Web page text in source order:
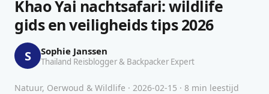
Khao Yai nachtsafari: wildlife
gids en veiligheids tips 2026
S Sophie Janssen
Thailand Reisblogger & Backpacker Expert
Natuur, Oerwoud & Wildlife · 2026-02-15 · 8 min leestijd